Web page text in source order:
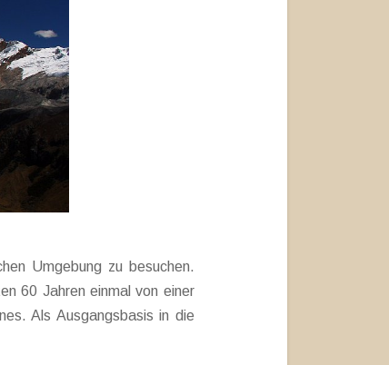
Umgebung zu besuchen.
60 Jahren einmal von einer
Als Ausgangsbasis in die